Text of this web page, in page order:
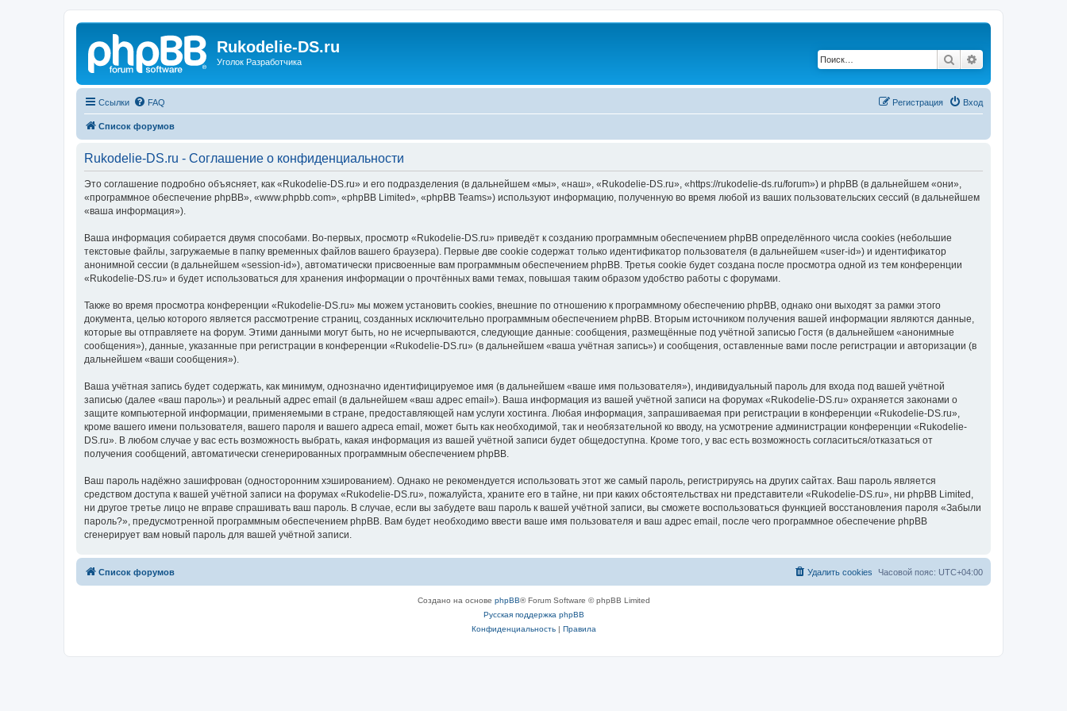
Rukodelie-DS.ru
Уголок Разработчика Поиск
Ссылки FAQ Вход
Регистрация
Список форумов
Rukodelie-DS.ru - Соглашение о конфиденциальности
Это соглашение подробно объясняет, как «Rukodelie-DS.ru» и его подразделения (в дальнейшем «мы», «наш», «Rukodelie-DS.ru», «https://rukodelie-ds.ru/forum») и phpBB (в дальнейшем «они»,
«программное обеспечение phpBB», «www.phpbb.com», «phpBB Limited», «phpBB Teams») используют информацию, полученную во время любой из ваших пользовательских сессий (в дальнейшем
«ваша информация»).
Ваша информация собирается двумя способами. Во-первых, просмотр «Rukodelie-DS.ru» приведёт к созданию программным обеспечением phpBB определённого числа cookies (небольшие
текстовые файлы, загружаемые в папку временных файлов вашего браузера). Первые две cookie содержат только идентификатор пользователя (в дальнейшем «user-id») и идентификатор
анонимной сессии (в дальнейшем «session-id»), автоматически присвоенные вам программным обеспечением phpBB. Третья cookie будет создана после просмотра одной из тем конференции
«Rukodelie-DS.ru» и будет использоваться для хранения информации о прочтённых вами темах, повышая таким образом удобство работы с форумами.
Также во время просмотра конференции «Rukodelie-DS.ru» мы можем установить cookies, внешние по отношению к программному обеспечению phpBB, однако они выходят за рамки этого
документа, целью которого является рассмотрение страниц, созданных исключительно программным обеспечением phpBB. Вторым источником получения вашей информации являются данные,
которые вы отправляете на форум. Этими данными могут быть, но не исчерпываются, следующие данные: сообщения, размещённые под учётной записью Гостя (в дальнейшем «анонимные
сообщения»), данные, указанные при регистрации в конференции «Rukodelie-DS.ru» (в дальнейшем «ваша учётная запись») и сообщения, оставленные вами после регистрации и авторизации (в
дальнейшем «ваши сообщения»).
Ваша учётная запись будет содержать, как минимум, однозначно идентифицируемое имя (в дальнейшем «ваше имя пользователя»), индивидуальный пароль для входа под вашей учётной
записью (далее «ваш пароль») и реальный адрес email (в дальнейшем «ваш адрес email»). Ваша информация из вашей учётной записи на форумах «Rukodelie-DS.ru» охраняется законами о
защите компьютерной информации, применяемыми в стране, предоставляющей нам услуги хостинга. Любая информация, запрашиваемая при регистрации в конференции «Rukodelie-DS.ru»,
кроме вашего имени пользователя, вашего пароля и вашего адреса email, может быть как необходимой, так и необязательной ко вводу, на усмотрение администрации конференции «Rukodelie-
DS.ru». В любом случае у вас есть возможность выбрать, какая информация из вашей учётной записи будет общедоступна. Кроме того, у вас есть возможность согласиться/отказаться от
получения сообщений, автоматически сгенерированных программным обеспечением phpBB.
Ваш пароль надёжно зашифрован (односторонним хэшированием). Однако не рекомендуется использовать этот же самый пароль, регистрируясь на других сайтах. Ваш пароль является
средством доступа к вашей учётной записи на форумах «Rukodelie-DS.ru», пожалуйста, храните его в тайне, ни при каких обстоятельствах ни представители «Rukodelie-DS.ru», ни phpBB Limited,
ни другое третье лицо не вправе спрашивать ваш пароль. В случае, если вы забудете ваш пароль к вашей учётной записи, вы сможете воспользоваться функцией восстановления пароля «Забыли
пароль?», предусмотренной программным обеспечением phpBB. Вам будет необходимо ввести ваше имя пользователя и ваш адрес email, после чего программное обеспечение phpBB
сгенерирует вам новый пароль для вашей учётной записи.
Список форумов Часовой пояс: UTC+04:00
Удалить cookies
Создано на основе phpBB® Forum Software © phpBB Limited
Русская поддержка phpBB
Конфиденциальность| Правила